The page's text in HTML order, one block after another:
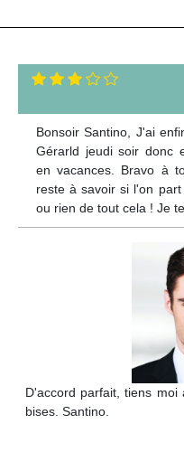
Bonsoir Santino, J'ai
Gérarld jeudi soir donc
en vacances. Bravo à
reste à savoir si l'on part
ou rien de tout cela ! Je
D'accord parfait, tiens moi
bises. Santino.